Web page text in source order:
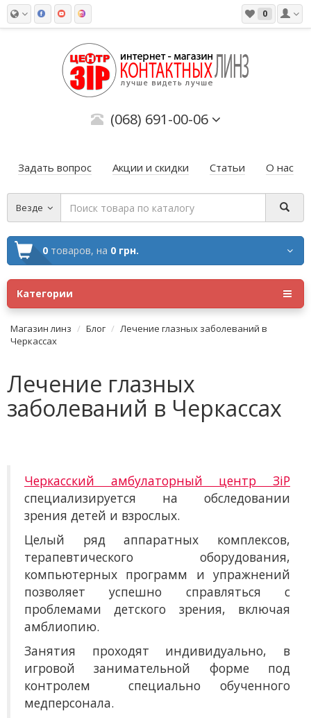
0
(068) 691-00-06
Задать вопрос Акции и скидки Статьи О нас
Везде
0 товаров, на 0 грн.
Категории
Магазин линз Блог
Лечение глазных заболеваний в
Черкассах
Лечение глазных
заболеваний в Черкассах
Черкасский амбулаторный центр ЗіР
специализируется на обследовании
зрения детей и взрослых.
Целый ряд аппаратных комплексов,
терапевтического оборудования,
компьютерных программ и упражнений
позволяет успешно справляться с
проблемами детского зрения, включая
амблиопию.
Занятия проходят индивидуально, в
игровой занимательной форме под
контролем специально обученного
медперсонала.